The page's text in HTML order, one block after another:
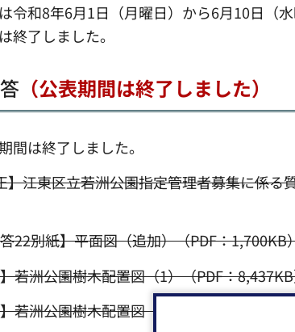
令和8年6月1日（月曜日）から6月10日（水
終了しました。
（公表期間は終了しました）
間は終了しました。
】江東区立若洲公園指定管理者募集に係る
22別紙】平面図（追加）（PDF：
若洲公園樹木配置図（1）（PDF：
若洲公園樹木配置図（2）（PDF：